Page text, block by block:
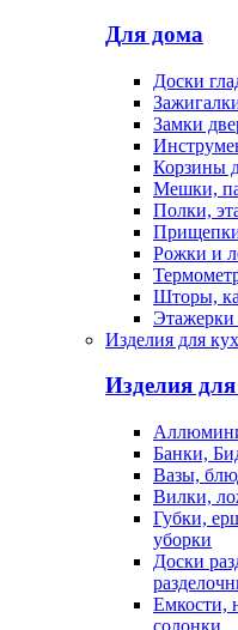
Для дома
Доски
Замки
Корзины
Мешки,
Полки,
Рожки и
Шторы,
Этажерки
Изделия для
Изделия
Банки,
Вазы,
Вилки,
Губки,
уборки
Доски
Емкости,
солонки